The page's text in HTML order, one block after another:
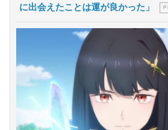
に出会えたことは運が良かった」
P